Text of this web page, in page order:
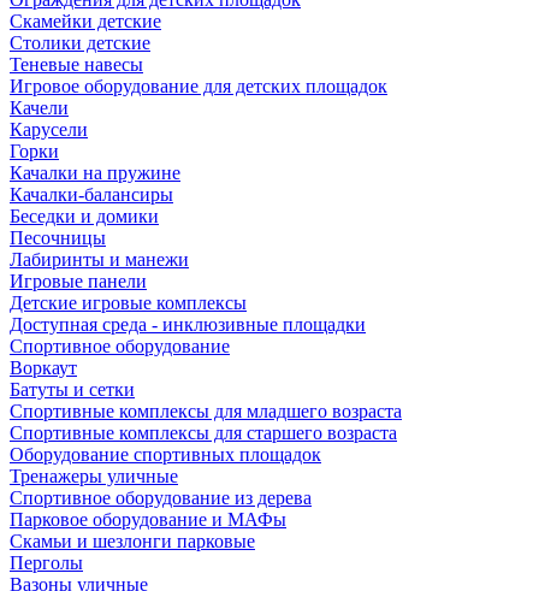
Скамейки детские
Столики детские
Теневые навесы
Игровое оборудование для детских площадок
Качели
Карусели
Горки
Качалки на пружине
Качалки-балансиры
Беседки и домики
Песочницы
Лабиринты и манежи
Игровые панели
Детские игровые комплексы
Доступная среда - инклюзивные площадки
Спортивное оборудование
Воркаут
Батуты и сетки
Спортивные комплексы для младшего возраста
Спортивные комплексы для старшего возраста
Оборудование спортивных площадок
Тренажеры уличные
Спортивное оборудование из дерева
Парковое оборудование и МАФы
Скамьи и шезлонги парковые
Перголы
Вазоны уличные